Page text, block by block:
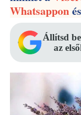
Whatsappon
Állítsd
az